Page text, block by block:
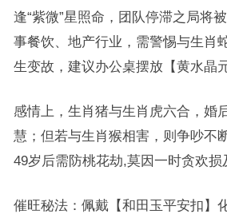
逢“紫微”星照命，团队停滞之局将
事餐饮、地产行业，需警惕与生肖
生变故，建议办公桌摆放【黄水晶
感情上，生肖猪与生肖虎六合，婚
慧；但若与生肖猴相害，则争吵不
49岁后需防桃花劫,莫因一时贪欢损
催旺秘法：佩戴【和田玉平安扣】